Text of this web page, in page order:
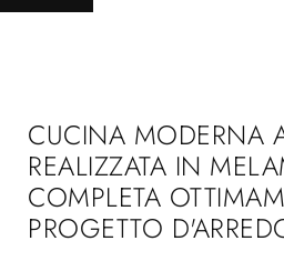
CUCINA MODERNA
REALIZZATA IN
COMPLETA
PROGETTO